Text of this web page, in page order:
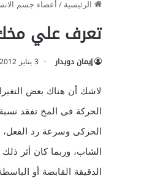
الرئيسية/أعضاء جسم
تعرف علي
إيمان دويدار 3 يناير 2012
لاشك أن هناك بعض
الحركة فى المخ تفقد نسبة
الحركى وسرعة رد الفعل،
الشاب، وربما كان أثر
الدقيقة القابضة أو